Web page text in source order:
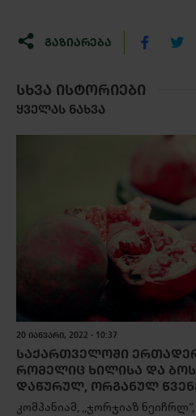
ᲒᲐᲖᲘᲐᲠᲔᲑᲐ
ᲡᲮᲕᲐ ᲘᲡᲢᲝᲠᲘᲔᲑᲘ
ᲧᲕᲔᲚᲐᲡ ᲜᲐᲮᲕᲐ
20 ᲘᲐᲜᲕᲐᲠᲘ, 2022 - 10:37
ᲡᲐᲥᲐᲠᲗᲕᲔᲚᲝᲨᲘ
ᲠᲝᲛᲔᲚᲘᲪ ᲮᲘᲚᲘᲡᲐ ᲓᲐ
ᲓᲐᲬᲣᲠᲣᲚ, ᲝᲠᲒᲐᲜᲣᲚ
კომპანიამ, ,,ჯორჯიაზ